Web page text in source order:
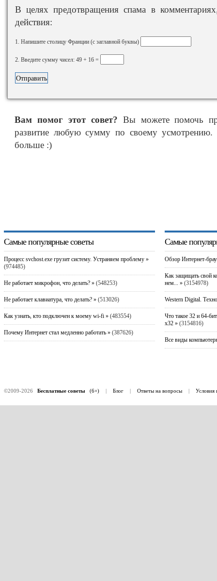
В целях предотвращения спама в
действия:
1. Напишите столицу Франции (с заглавной буквы)
2. Введите сумму чисел: 49 + 16 =
Вам помог этот совет? Вы можете помочь
развитие любую сумму по своему
больше :)
Самые популярные советы
Процесс svchost.exe грузит систему. Устраняем проблему »
(974485)
Не работает микрофон, что делать? »(548253)
Не работает клавиатура, что делать? »(513026)
Как узнать, кто подключен к моему wi-fi »(483554)
Почему Интернет стал медленно работать »(387626)
Самые
Обзор Интернет-
Как защищать свой
нем... »(3154978)
Western Digital.
Что такое 32 и 64-
x32 »(3154816)
Все виды
©2009-2026 Бесплатные советы(6+) | Блог | Ответы на вопросы | Условия